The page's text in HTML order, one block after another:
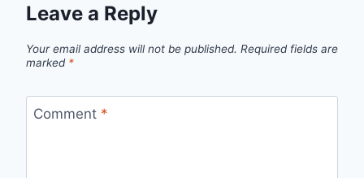
Leave a Reply
Your email address will not be published. Required fields are
marked *
Comment *